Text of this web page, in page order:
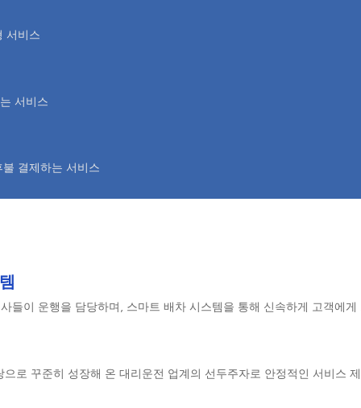
서비스
서비스
결제하는 서비스
들이 운행을 담당하며, 스마트 배차 시스템을 통해 신속하게 고객에게
로 꾸준히 성장해 온 대리운전 업계의 선두주자로 안정적인 서비스